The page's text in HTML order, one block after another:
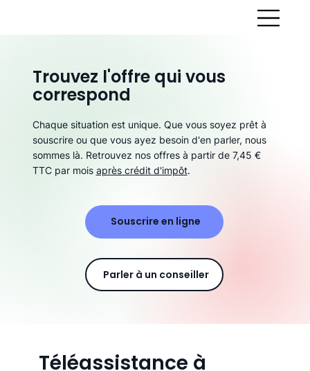
Téléassistance à
Trouvez l'offre qui vous
correspond
Chaque situation est unique. Que vous soyez prêt à
souscrire ou que vous ayez besoin d'en parler, nous
sommes là. Retrouvez nos offres à partir de 7,45 €
TTC par mois après crédit d'impôt.
Souscrire en ligne
Parler à un conseiller